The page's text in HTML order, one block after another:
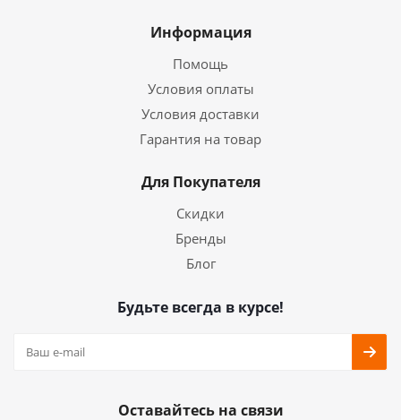
Информация
Помощь
Условия оплаты
Условия доставки
Гарантия на товар
Для Покупателя
Скидки
Бренды
Блог
Будьте всегда в курсе!
Оставайтесь на связи